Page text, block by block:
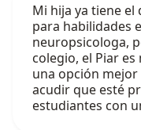
Mi hija ya tiene
para habilidades
neuropsicologa,
colegio, el Piar
una opción mejor
acudir que esté
estudiantes con